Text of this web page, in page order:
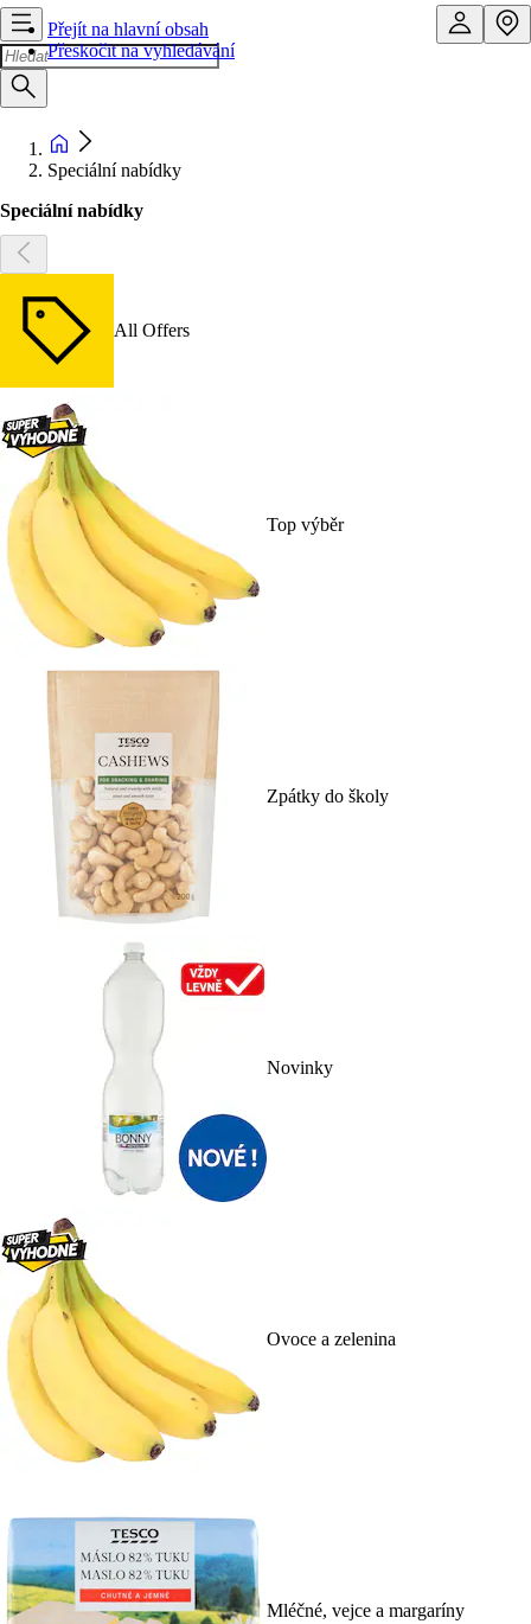
Přejít na hlavní obsah
Přeskočit na vyhledávání
Speciální nabídky
Speciální nabídky
All Offers
Top výběr
Zpátky do školy
Novinky
Ovoce a zelenina
Mléčné, vejce a margaríny